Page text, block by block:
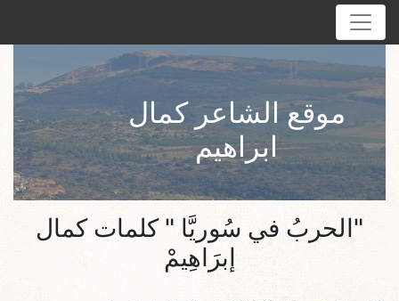
موقع الشاعر كمال
ابراهيم
"الحربُ في سُوريَّا " كلمات كمال
إبرَاهِيمْ